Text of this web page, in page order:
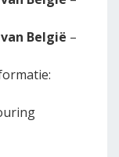
België –